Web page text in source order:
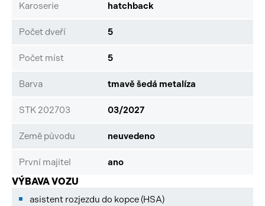
Karoserie hatchback
Počet dveří 5
Počet míst 5
Barva tmavě šedá metalíza
STK 202703 03/2027
Země původu neuvedeno
První majitel ano
VÝBAVA VOZU
asistent rozjezdu do kopce (HSA)